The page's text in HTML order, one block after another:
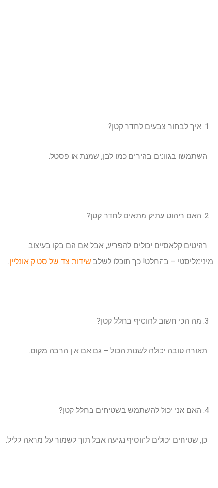
איך לבחור צבעים לחדר קטן?
השתמשו בגוונים בהירים כמו לבן, שמנת או פסטל.
האם ריהוט עתיק מתאים לחדר קטן?
רהיטים קלאסיים יכולים להפריע, אבל אם הם בקו בעיצוב
מינימליסטי – בהחלט! כך תוכלו לשלב שידות צד של סטוק אונליין.
מה הכי חשוב להוסיף בחלל קטן?
תאורה טובה יכולה לשנות הכול – גם אם אין הרבה מקום.
האם אני יכול להשתמש בשטיחים בחלל קטן?
כן, שטיחים יכולים להוסיף נגיעה אבל תוך לשמור על מראה קליל.